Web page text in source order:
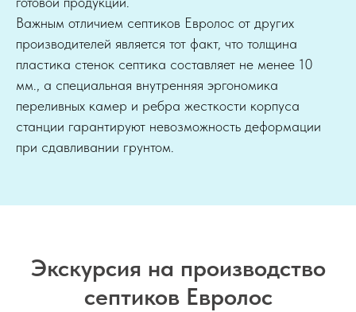
Важным отличием септиков Евролос от других
производителей является тот факт, что толщина
пластика стенок септика составляет не менее 10
мм., а специальная внутренняя эргономика
переливных камер и ребра жесткости корпуса
станции гарантируют невозможность деформации
при сдавливании грунтом.
Экскурсия на производство
септиков Евролос